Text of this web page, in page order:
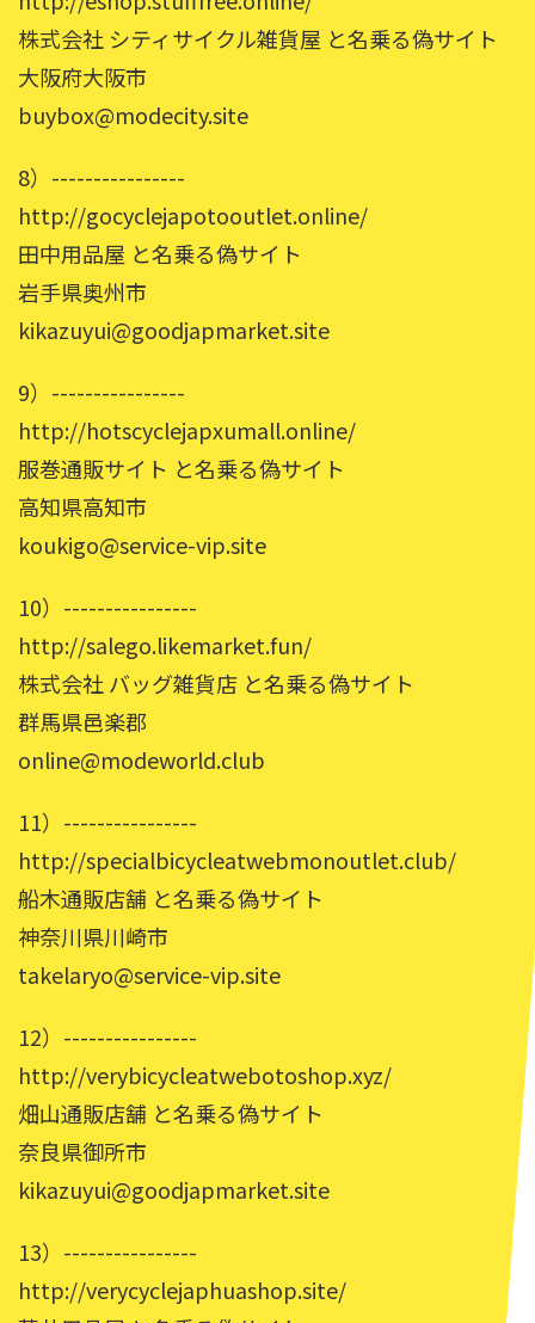
株式会社 シティサイクル雑貨屋 と名乗る偽サイト
大阪府大阪市
buybox@modecity.site
8）----------------
http://gocyclejapotooutlet.online/
田中用品屋 と名乗る偽サイト
岩手県奥州市
kikazuyui@goodjapmarket.site
9）----------------
http://hotscyclejapxumall.online/
服巻通販サイト と名乗る偽サイト
高知県高知市
koukigo@service-vip.site
10）----------------
http://salego.likemarket.fun/
株式会社 バッグ雑貨店 と名乗る偽サイト
群馬県邑楽郡
online@modeworld.club
11）----------------
http://specialbicycleatwebmonoutlet.club/
船木通販店舗 と名乗る偽サイト
神奈川県川崎市
takelaryo@service-vip.site
12）----------------
http://verybicycleatwebotoshop.xyz/
畑山通販店舗 と名乗る偽サイト
奈良県御所市
kikazuyui@goodjapmarket.site
13）----------------
http://verycyclejaphuashop.site/